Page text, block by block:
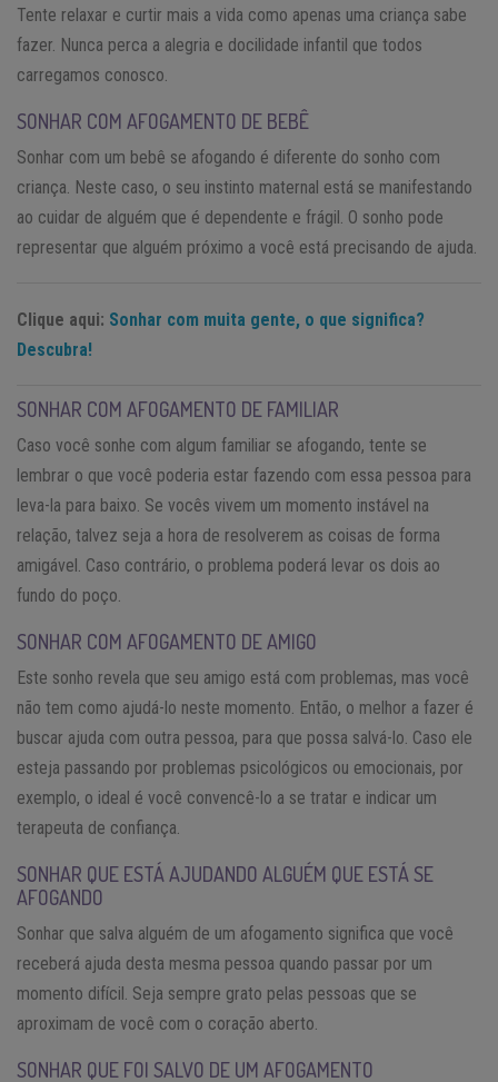
Tente relaxar e curtir mais a vida como apenas uma criança sabe
fazer. Nunca perca a alegria e docilidade infantil que todos
carregamos conosco.
SONHAR COM AFOGAMENTO DE BEBÊ
Sonhar com um bebê se afogando é diferente do sonho com
criança. Neste caso, o seu instinto maternal está se manifestando
ao cuidar de alguém que é dependente e frágil. O sonho pode
representar que alguém próximo a você está precisando de ajuda.
Clique aqui: Sonhar com muita gente, o que significa?
Descubra!
SONHAR COM AFOGAMENTO DE FAMILIAR
Caso você sonhe com algum familiar se afogando, tente se
lembrar o que você poderia estar fazendo com essa pessoa para
leva-la para baixo. Se vocês vivem um momento instável na
relação, talvez seja a hora de resolverem as coisas de forma
amigável. Caso contrário, o problema poderá levar os dois ao
fundo do poço.
SONHAR COM AFOGAMENTO DE AMIGO
Este sonho revela que seu amigo está com problemas, mas você
não tem como ajudá-lo neste momento. Então, o melhor a fazer é
buscar ajuda com outra pessoa, para que possa salvá-lo. Caso ele
esteja passando por problemas psicológicos ou emocionais, por
exemplo, o ideal é você convencê-lo a se tratar e indicar um
terapeuta de confiança.
SONHAR QUE ESTÁ AJUDANDO ALGUÉM QUE ESTÁ SE
AFOGANDO
Sonhar que salva alguém de um afogamento significa que você
receberá ajuda desta mesma pessoa quando passar por um
momento difícil. Seja sempre grato pelas pessoas que se
aproximam de você com o coração aberto.
SONHAR QUE FOI SALVO DE UM AFOGAMENTO